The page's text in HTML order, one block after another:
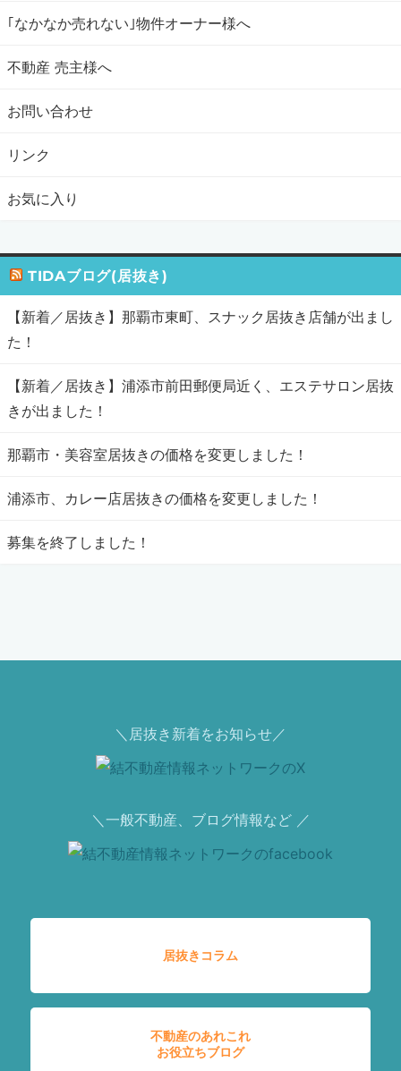
｢なかなか売れない｣物件オーナー様へ
不動産 売主様へ
お問い合わせ
リンク
お気に入り
TIDAブログ(居抜き)
【新着／居抜き】那覇市東町、スナック居抜き店舗が出まし
た！
【新着／居抜き】浦添市前田郵便局近く、エステサロン居抜
きが出ました！
那覇市・美容室居抜きの価格を変更しました！
浦添市、カレー店居抜きの価格を変更しました！
募集を終了しました！
＼居抜き新着をお知らせ／
＼一般不動産、ブログ情報など ／
居抜きコラム
不動産のあれこれ
お役立ちブログ